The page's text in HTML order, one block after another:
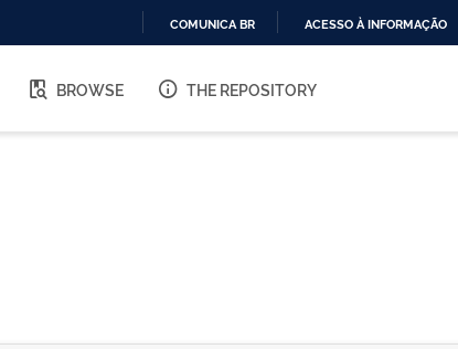
O
COMUNICA BR ACESSO À INFORMAÇÃO
BROWSE THE REPOSITORY